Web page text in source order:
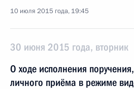
10 июля 2015 года, 19:45
30 июня 2015 года, вторник
О ходе исполнения
личного приёма в режиме